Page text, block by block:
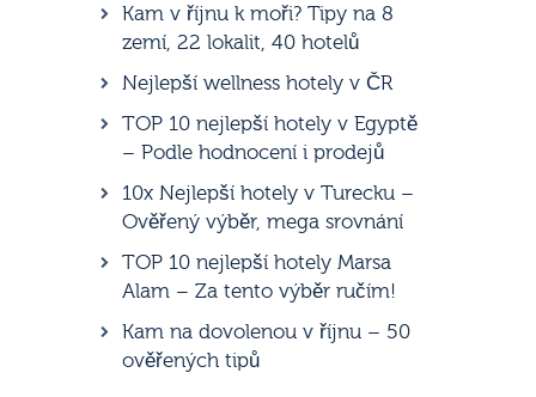
Kam v říjnu k moři? Tipy na 8
zemí, 22 lokalit, 40 hotelů
Nejlepší wellness hotely v ČR
TOP 10 nejlepší hotely v Egyptě
– Podle hodnocení i prodejů
10x Nejlepší hotely v Turecku –
Ověřený výběr, mega srovnání
TOP 10 nejlepší hotely Marsa
Alam – Za tento výběr ručím!
Kam na dovolenou v říjnu – 50
ověřených tipů